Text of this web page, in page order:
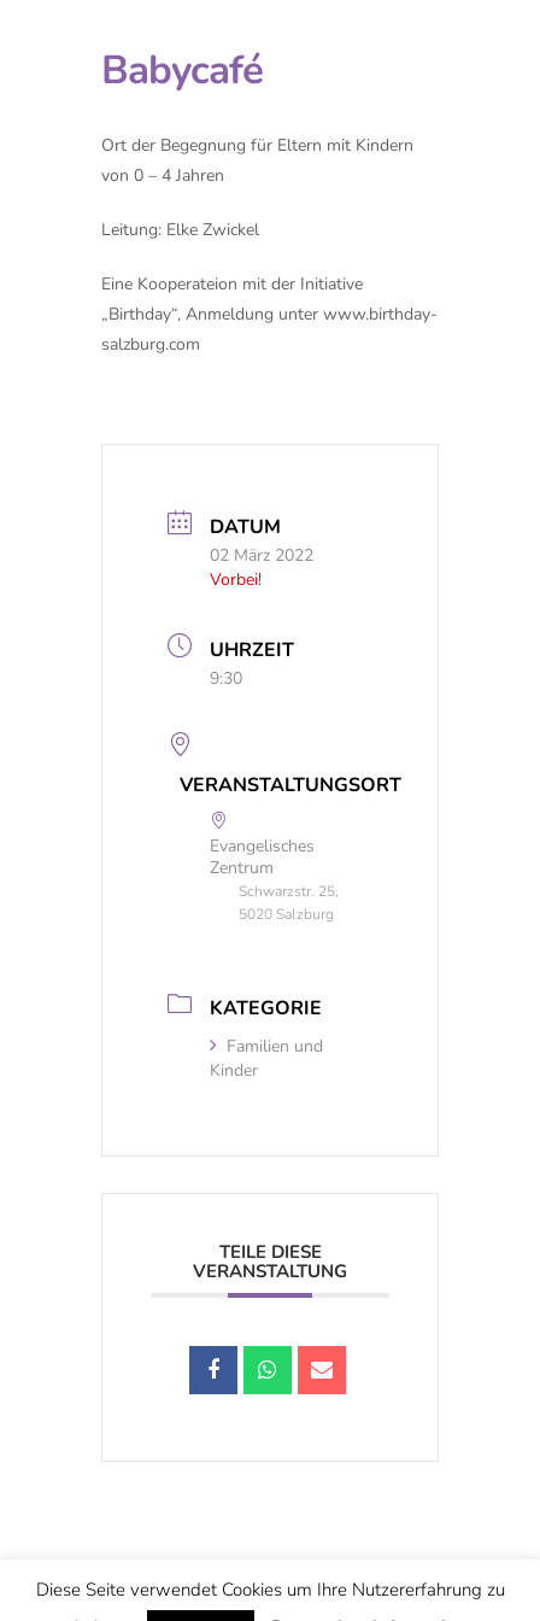
Babycafé
Ort der Begegnung für Eltern mit Kindern
von 0 – 4 Jahren
Leitung: Elke Zwickel
Eine Kooperateion mit der Initiative
„Birthday“, Anmeldung unter www.birthday-
salzburg.com
DATUM
02 März 2022
Vorbei!
UHRZEIT
9:30
VERANSTALTUNGSORT
Evangelisches
Zentrum
Schwarzstr. 25,
5020 Salzburg
KATEGORIE
Familien und
Kinder
TEILE DIESE
VERANSTALTUNG
Schwarzstraße 25, 5020 Salzburg
office@christuskirche.at
Diese Seite verwendet Cookies um Ihre Nutzererfahrung zu